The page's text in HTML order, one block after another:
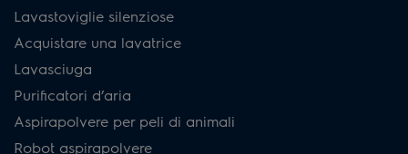
Lavastoviglie silenziose
Acquistare una lavatrice
Lavasciuga
Purificatori d’aria
Aspirapolvere per peli di animali
Robot aspirapolvere